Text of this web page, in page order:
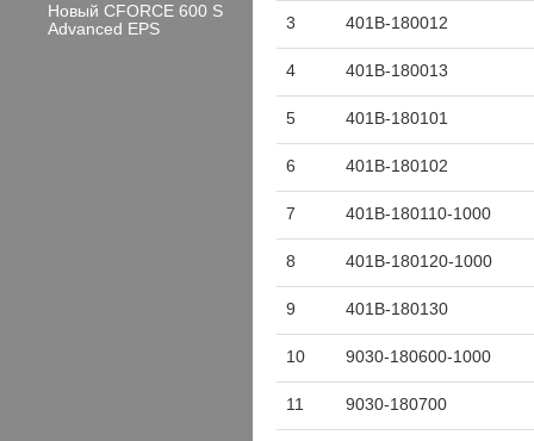
Новый CFORCE 600 S
Advanced EPS
3 401B-180012
4 401B-180013
5 401B-180101
6 401B-180102
7 401B-180110-1000
8 401B-180120-1000
9 401B-180130
10 9030-180600-1000
11 9030-180700